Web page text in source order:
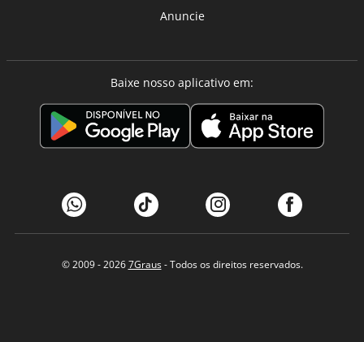
Anuncie
Baixe nosso aplicativo em:
© 2009 - 20267Graus- Todos os direitos reservados.